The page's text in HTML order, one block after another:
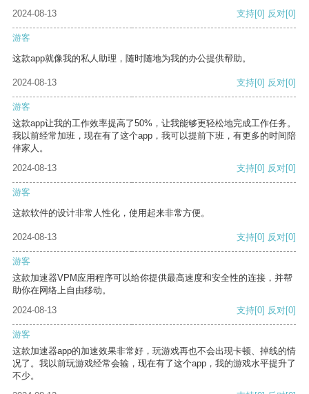
2024-08-13
支持[0] 反对[0]
游客
这款app就像我的私人助理，随时随地为我的办公提供帮助。
2024-08-13 支持[0] 反对[0]
游客
这款app让我的工作效率提高了50%，让我能够更轻松地完成工作任务。
我以前经常加班，现在有了这个app，我可以提前下班，有更多的时间陪
伴家人。
2024-08-13
支持[0] 反对[0]
游客
这款软件的设计非常人性化，使用起来非常方便。
2024-08-13 支持[0] 反对[0]
游客
这款加速器VPM应用程序可以给你提供最高速度和安全性的连接，并帮
助你在网络上自由移动。
2024-08-13
支持[0] 反对[0]
游客
这款加速器app的加速效果非常好，玩游戏再也不会出现卡顿、掉线的情
况了。我以前玩游戏经常会输，现在有了这个app，我的游戏水平提升了
不少。